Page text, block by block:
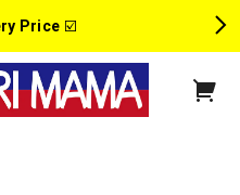
Price ☑️